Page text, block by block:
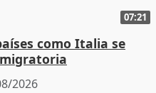
07:21
como Italia se
2026